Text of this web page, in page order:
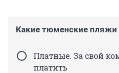
Какие тюменские пляжи
Платные. За свой
платить